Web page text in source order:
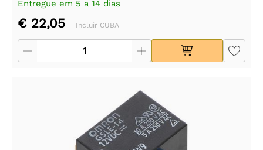
Entregue em 5 a 14 dias
€ 22,05 Incluir CUBA